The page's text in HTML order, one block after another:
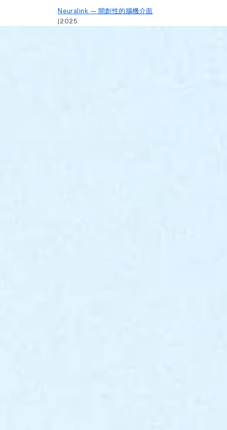
Neuralink — 開創性的腦機介面
|2025